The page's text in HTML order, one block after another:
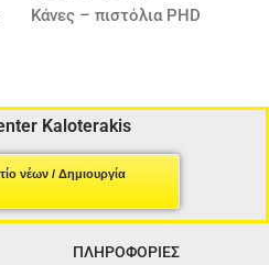
Κάνες – πιστόλια PHD
Kaloterakis
νέων / Δημιουργία
ΠΛΗΡΟΦΟΡΙΕΣ